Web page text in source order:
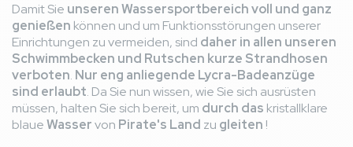
Damit Sie unseren Wassersportbereich voll und ganz
genießen können und um Funktionsstörungen unserer
Einrichtungen zu vermeiden, sind daher in allen unseren
Schwimmbecken und Rutschen kurze Strandhosen
verboten. Nur eng anliegende Lycra-Badeanzüge
sind erlaubt. Da Sie nun wissen, wie Sie sich ausrüsten
müssen, halten Sie sich bereit, um durch das kristallklare
blaueWasservon Pirate's Land zu gleiten !